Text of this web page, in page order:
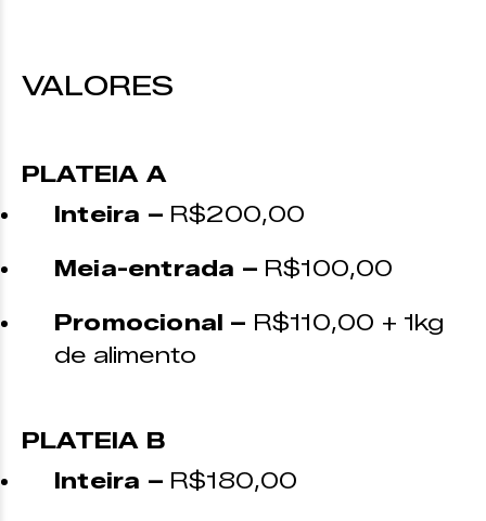
VALORES
PLATEIA A
Inteira – R$200,00
Meia-entrada – R$100,00
Promocional – R$110,00 + 1kg
de alimento
PLATEIA B
Inteira – R$180,00